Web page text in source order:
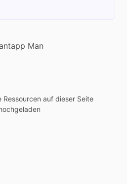
Man
Ressourcen auf dieser Seite